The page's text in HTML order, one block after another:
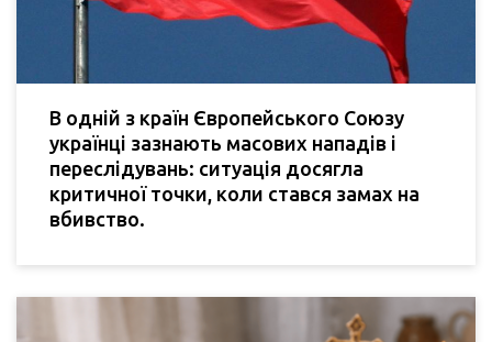
В одній з країн Європейського Союзу
українці зазнають масових нападів і
переслідувань: ситуація досягла
критичної точки, коли стався замах на
вбивство.